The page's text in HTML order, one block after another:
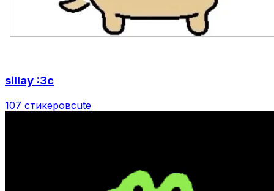
sillay :3c
107 стикеровcute